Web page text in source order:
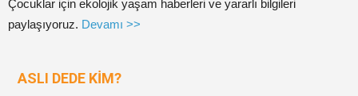
Çocuklar için ekolojik yaşam haberleri ve yararlı bilgileri
paylaşıyoruz. Devamı >>
ASLI DEDE KİM?